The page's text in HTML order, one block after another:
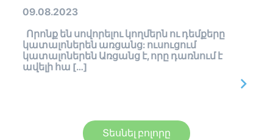
09.08.2023
Որոնք են սովորելու կողմերն ու դեմքերը
կատալոներեն առցանց: ուսուցում
կատալոներեն Առցանց է, որը դառնում է
ավելի հա […]
Տեսնել բոլորը